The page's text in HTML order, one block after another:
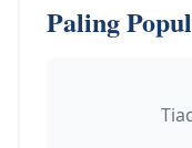
Paling